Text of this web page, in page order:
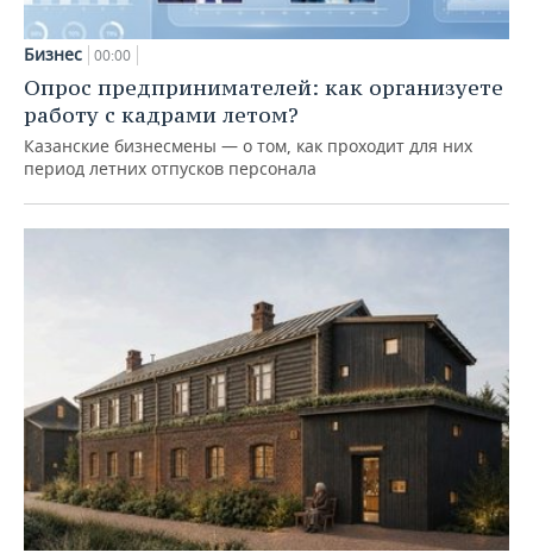
Бизнес 00:00
Опрос предпринимателей: как организуете
работу с кадрами летом?
Казанские бизнесмены — о том, как проходит для них
период летних отпусков персонала